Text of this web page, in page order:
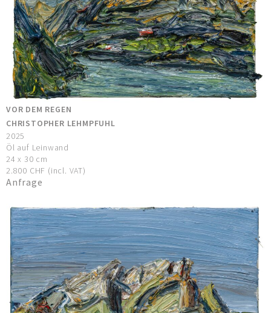
VOR DEM REGEN
CHRISTOPHER LEHMPFUHL
2025
Öl auf Leinwand
24 x 30 cm
2.800 CHF (incl. VAT)
Anfrage